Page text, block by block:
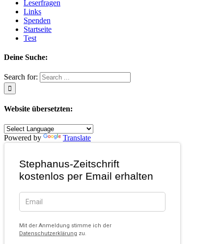
Leserfragen
Links
Spenden
Startseite
Test
Deine Suche:
Search for:
Website übersetzten:
Powered by Translate